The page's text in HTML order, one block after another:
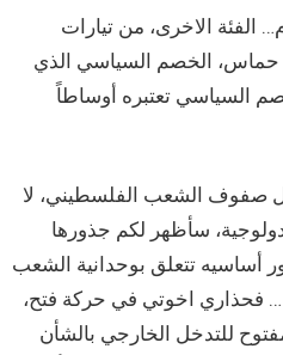
الفئة الاخرى، من تيارات
حماس، الخصم السياسي الذي
السياسي تعتبره أوساطاً
صفوف الشعب الفلسطيني، لا
سأظهر لكم جذورها
أساسيه تتعلق بوحدانية الشعب
… فحذاري اخوتي في حركة فتح،
للتدخل الخارجي بالشأن